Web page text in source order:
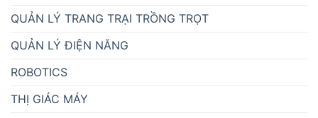
QUẢN LÝ TRANG TRẠI TRỒNG TRỌT
QUẢN LÝ ĐIỆN NĂNG
ROBOTICS
THỊ GIÁC MÁY